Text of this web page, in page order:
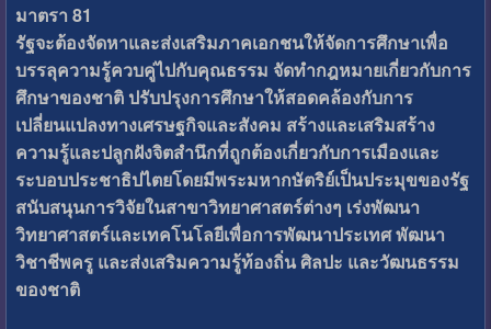
มาตรา 81
รัฐจะต้องจัดหาและส่งเสริมภาคเอกชนให้จัดการศึกษาเพื่อ
บรรลุความรู้ควบคู่ไปกับคุณธรรม จัดทำกฎหมายเกี่ยวกับการ
ศึกษาของชาติ ปรับปรุงการศึกษาให้สอดคล้องกับการ
เปลี่ยนแปลงทางเศรษฐกิจและสังคม สร้างและเสริมสร้าง
ความรู้และปลูกฝังจิตสำนึกที่ถูกต้องเกี่ยวกับการเมืองและ
ระบอบประชาธิปไตยโดยมีพระมหากษัตริย์เป็นประมุขของรัฐ
สนับสนุนการวิจัยในสาขาวิทยาศาสตร์ต่างๆ เร่งพัฒนา
วิทยาศาสตร์และเทคโนโลยีเพื่อการพัฒนาประเทศ พัฒนา
วิชาชีพครู และส่งเสริมความรู้ท้องถิ่น ศิลปะ และวัฒนธรรม
ของชาติ